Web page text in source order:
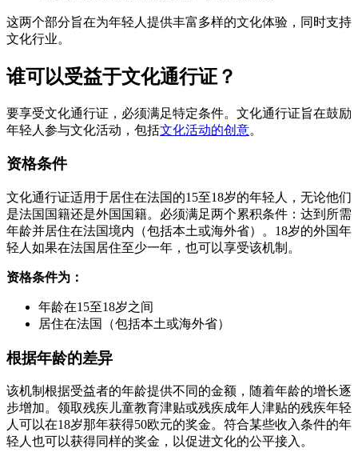
这两个部分旨在为年轻人提供丰富多样的文化体验，同时支持
文化行业。
谁可以受益于文化通行证？
要享受文化通行证，必须满足特定条件。文化通行证旨在鼓励
年轻人参与文化活动，包括文化活动的创意。
资格条件
文化通行证适用于居住在法国的15至18岁的年轻人，无论他们
是法国国籍还是外国国籍。必须满足两个累积条件：达到所需
年龄并居住在法国境内（包括本土或海外省）。18岁的外国年
轻人如果在法国居住至少一年，也可以享受该机制。
资格条件为：
年龄在15至18岁之间
居住在法国（包括本土或海外省）
根据年龄的差异
该机制根据受益者的年龄提供不同的金额，随着年龄的增长逐
步增加。领取残疾儿童教育津贴或残疾成年人津贴的残疾年轻
人可以在18岁那年获得50欧元的奖金。符合某些收入条件的年
轻人也可以获得同样的奖金，以促进文化的公平接入。